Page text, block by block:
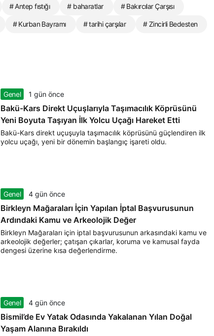
# Antep fıstığı # baharatlar # Bakırcılar Çarşısı
# Kurban Bayramı # tarihi çarşılar # Zincirli Bedesten
Genel 1 gün önce
Bakü-Kars Direkt Uçuşlarıyla Taşımacılık Köprüsünü
Yeni Boyuta Taşıyan İlk Yolcu Uçağı Hareket Etti
Bakü-Kars direkt uçuşuyla taşımacılık köprüsünü güçlendiren ilk
yolcu uçağı, yeni bir dönemin başlangıç işareti oldu.
Genel 4 gün önce
Birkleyn Mağaraları İçin Yapılan İptal Başvurusunun
Ardındaki Kamu ve Arkeolojik Değer
Birkleyn Mağaraları için iptal başvurusunun arkasındaki kamu ve
arkeolojik değerler; çatışan çıkarlar, koruma ve kamusal fayda
dengesi üzerine kısa değerlendirme.
Genel 4 gün önce
Bismil’de Ev Yatak Odasında Yakalanan Yılan Doğal
Yaşam Alanına Bırakıldı